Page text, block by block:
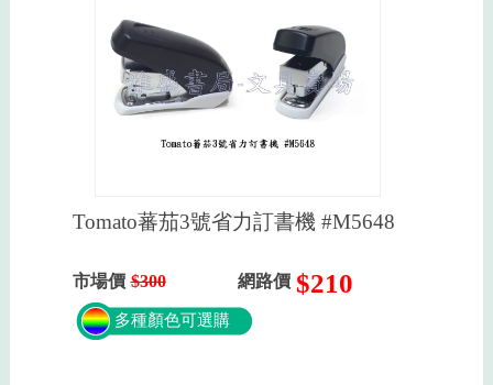
Tomato蕃茄3號省力訂書機 #M5648
市場價 $300 網路價 $210
多種顏色可選購